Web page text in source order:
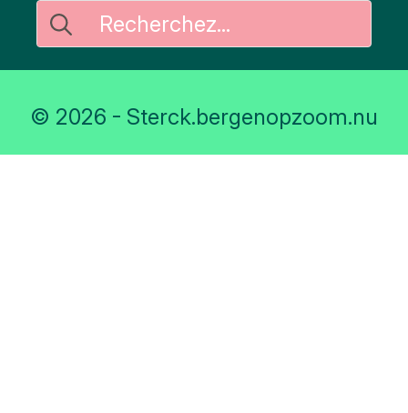
Rechercher
:
© 2026 - Sterck.bergenopzoom.nu